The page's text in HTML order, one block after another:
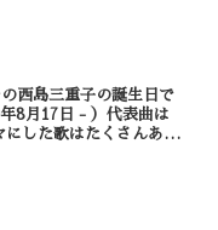
西島三重子の誕生日で
8月17日 - ）代表曲は